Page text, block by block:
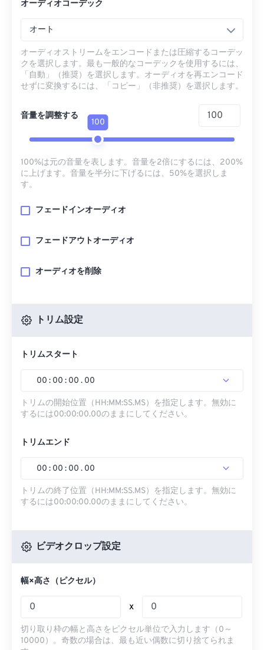
オーディオコーデック
オート
オーディオストリームをエンコードまたは圧縮するコーデッ
クを選択します。最も一般的なコーデックを使用するには、
「自動」（推奨）を選択します。オーディオを再エンコード
せずに変換するには、「コピー」（非推奨）を選択します。
音量を調整する
100
100%は元の音量を表します。音量を2倍にするには、200%
に上げます。音量を半分に下げるには、50%を選択しま
す。
フェードインオーディオ
フェードアウトオーディオ
オーディオを削除
トリム設定
トリムスタート
00 : 00 : 00 . 00
トリムの開始位置（HH:MM:SS.MS）を指定します。無効に
するには00:00:00.00のままにしてください。
トリムエンド
00 : 00 : 00 . 00
トリムの終了位置（HH:MM:SS.MS）を指定します。無効に
するには00:00:00.00のままにしてください。
ビデオクロップ設定
幅×高さ（ピクセル）
x
切り取り枠の幅と高さをピクセル単位で入力します（0～
10000）。奇数の場合は、最も近い偶数に切り捨てられま